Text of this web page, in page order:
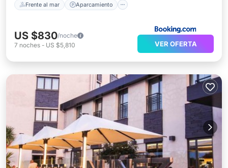
Frente al mar Aparcamiento
US $830/noche
7 noches - US $5,810 VER OFERTA